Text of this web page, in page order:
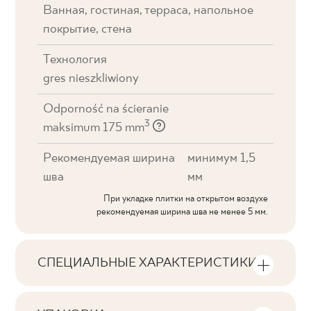
Ванная, гостиная, терраса, напольное
покрытие, стена
Технология
gres nieszkliwiony
Odporność na ścieranie
maksimum 175 mm3
Рекомендуемая ширина
шва
минимум 1,5
мм
При укладке плитки на открытом воздухе
рекомендуемая ширина шва не менее 5 мм.
СПЕЦИАЛЬНЫЕ ХАРАКТЕРИСТИКИ